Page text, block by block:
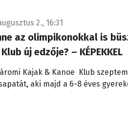
2., 16:31
az olimpikonokkal is
új edzője? – KÉPEKKEL
Kajak & Kanoe Klub
aki majd a 6-8 éves